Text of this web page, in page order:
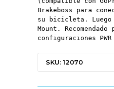
Brakeboss para
su bicicleta. Luego
Mount.
configuraciones
SKU: 12070